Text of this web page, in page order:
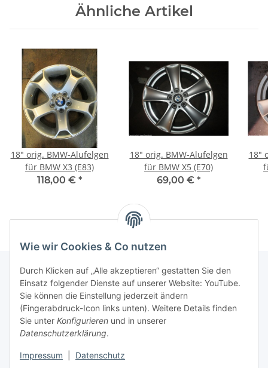
Wie wir Cookies & Co nutzen
Durch Klicken auf „Alle akzeptieren“ gestatten Sie den
Einsatz folgender Dienste auf unserer Website: YouTube.
Sie können die Einstellung jederzeit ändern
(Fingerabdruck-Icon links unten). Weitere Details finden
Sie unter Konfigurieren und in unserer
Datenschutzerklärung.
Impressum Datenschutz
Ähnliche Artikel
18" orig. BMW-Alufelgen
für BMW X3 (E83)
118,00 € *
18" orig. BMW-Alufelgen
für BMW X5 (E70)
69,00 € *
18"
Informationen
Gesetzliche Informationen